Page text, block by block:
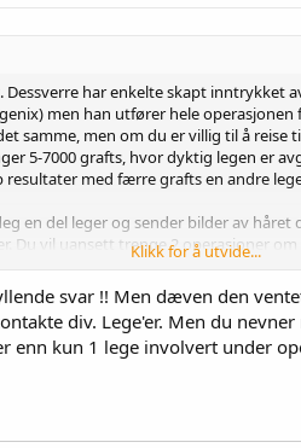
har enkelte skapt inntrykket
men han utfører hele
samme, men om du er villig til å
5-7000 grafts, hvor dyktig legen er
resultater med færre grafts en andre
en del leger og sender bilder av
Du vil uansett trenge 2 operasjoner
eks ta hårlinjen og midtdelen
Om du skal til Tyrkia er Dr Kaan
overkommelige, men ventelisten kan
disse har mange resultater å vise
Klikk for å utvide...
svar !! Men dæven den
div. Lege'er. Men du
enn kun 1 lege involvert under